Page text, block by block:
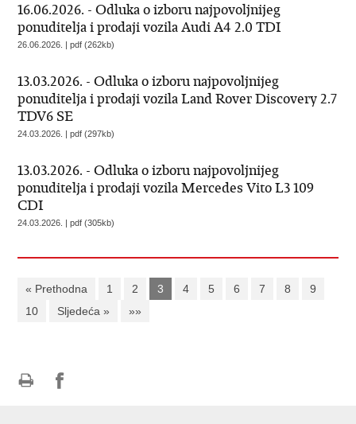
16.06.2026. - Odluka o izboru najpovoljnijeg
ponuditelja i prodaji vozila Audi A4 2.0 TDI
26.06.2026. | pdf (262kb)
13.03.2026. - Odluka o izboru najpovoljnijeg
ponuditelja i prodaji vozila Land Rover Discovery 2.7
TDV6 SE
24.03.2026. | pdf (297kb)
13.03.2026. - Odluka o izboru najpovoljnijeg
ponuditelja i prodaji vozila Mercedes Vito L3 109
CDI
24.03.2026. | pdf (305kb)
« Prethodna 1 2 3 4 5 6 7 8
9
10
Sljedeća » »»